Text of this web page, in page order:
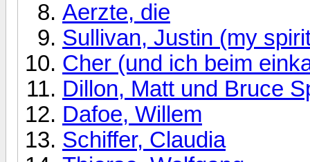
Aerzte, die
Sullivan, Justin (my
Cher (und ich beim
Dillon, Matt und Bruce
Dafoe, Willem
Schiffer, Claudia